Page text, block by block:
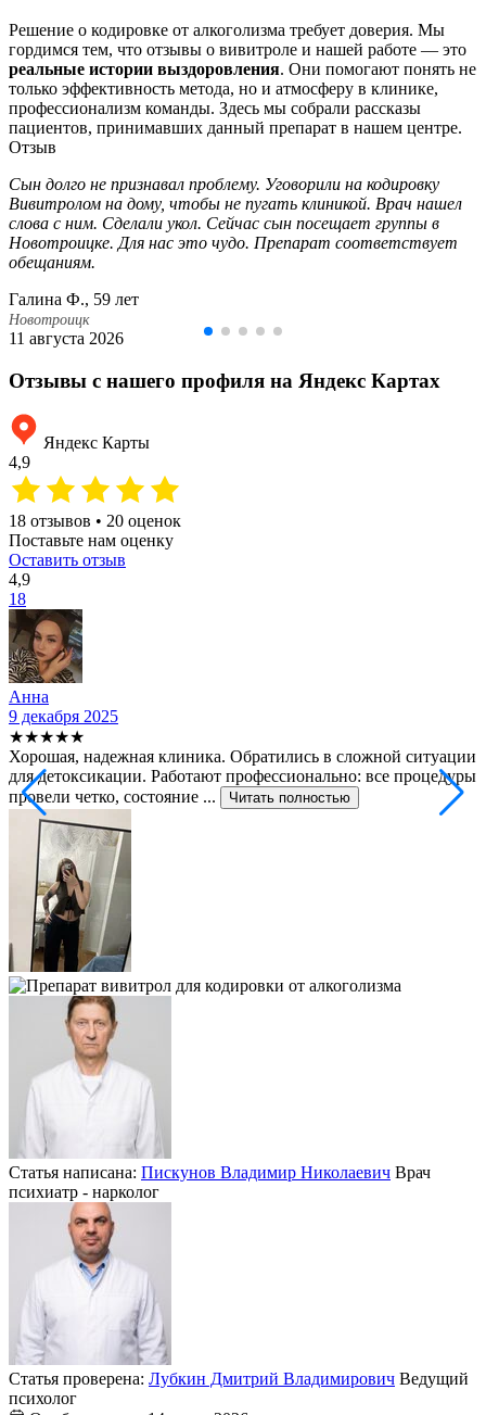
Решение о кодировке от алкоголизма требует доверия. Мы
гордимся тем, что отзывы о вивитроле и нашей работе — это
реальные истории выздоровления. Они помогают понять не
только эффективность метода, но и атмосферу в клинике,
профессионализм команды. Здесь мы собрали рассказы
пациентов, принимавших данный препарат в нашем центре.
Отзыв
Сын долго не признавал проблему. Уговорили на кодировку
Вивитролом на дому, чтобы не пугать клиникой. Врач нашел
слова с ним. Сделали укол. Сейчас сын посещает группы в
Новотроицке. Для нас это чудо. Препарат соответствует
обещаниям.
Галина Ф., 59 лет
Новотроицк
11 августа 2026
Отзывы с нашего профиля на Яндекс Картах
Яндекс Карты
4,9
18 отзывов • 20 оценок
Поставьте нам оценку
Оставить отзыв
4,9
18
Анна
9 декабря 2025
★★★★★
Хорошая, надежная клиника. Обратились в сложной ситуации
для детоксикации. Работают профессионально: все процедуры
провели четко, состояние ...
Читать полностью
Статья написана: Пискунов Владимир Николаевич Врач
психиатр - нарколог
Статья проверена: Лубкин Дмитрий Владимирович Ведущий
психолог